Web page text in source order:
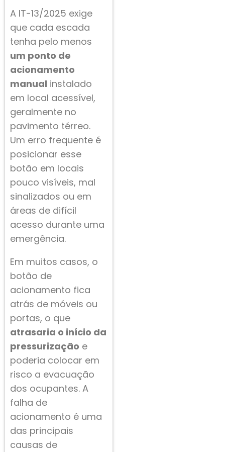
A IT-13/2025 exige
que cada escada
tenha pelo menos
um ponto de
acionamento
manual instalado
em local acessível,
geralmente no
pavimento térreo.
Um erro frequente é
posicionar esse
botão em locais
pouco visíveis, mal
sinalizados ou em
áreas de difícil
acesso durante uma
emergência.
Em muitos casos, o
botão de
acionamento fica
atrás de móveis ou
portas, o que
atrasaria o início da
pressurização e
poderia colocar em
risco a evacuação
dos ocupantes. A
falha de
acionamento é uma
das principais
causas de